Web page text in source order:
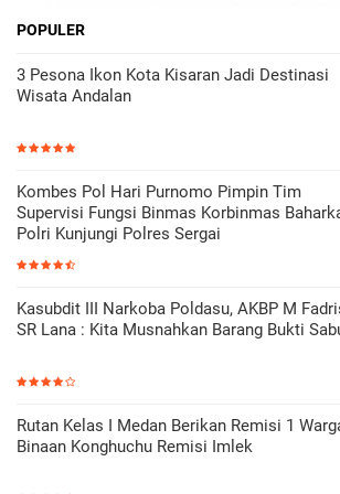
POPULER
3 Pesona Ikon Kota Kisaran Jadi Destinasi
Wisata Andalan
Kombes Pol Hari Purnomo Pimpin Tim
Supervisi Fungsi Binmas Korbinmas
Polri Kunjungi Polres Sergai
Kasubdit III Narkoba Poldasu, AKBP M
SR Lana : Kita Musnahkan Barang Bukti
Rutan Kelas I Medan Berikan Remisi 1
Binaan Konghuchu Remisi Imlek